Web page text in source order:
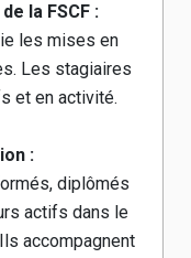
la FSCF :
les mises en
Les stagiaires
et en activité.
:
diplômés
actifs dans le
accompagnent